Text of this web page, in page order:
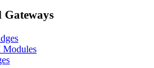
Gateways
Modules